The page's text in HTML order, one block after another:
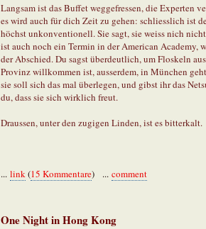
Langsam ist das Buffet weggefressen, die Experten
es wird auch für dich Zeit zu gehen: schliesslich ist
höchst unkonventionell. Sie sagt, sie weiss nich
ist auch noch ein Termin in der American Academy,
der Abschied. Du sagst überdeutlich, um Floskeln
Provinz willkommen ist, ausserdem, in München
sie soll sich das mal überlegen, und gibst ihr das
du, dass sie sich wirklich freut.
Draussen, unter den zugigen Linden, ist es bitterkalt.
... link(15 Kommentare) ... comment
One Night in Hong Kong